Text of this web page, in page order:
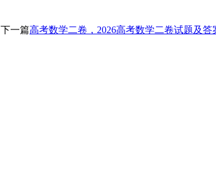
下一篇高考数学二卷，2026高考数学二卷试题及答